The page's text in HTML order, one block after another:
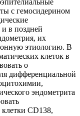
с гемосидерином
в поздней
их
этиологию. В
клеток в
о
дифференциальной
эндометрита
клетки CD138,